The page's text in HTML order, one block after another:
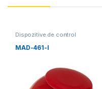
Dispozitive de control
MAD-461-I